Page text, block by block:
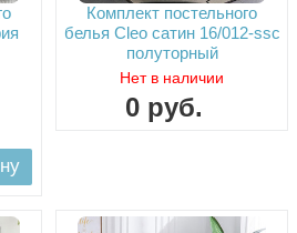
Комплект постельного
белья Cleo сатин 16/012-ssc
полуторный
Нет в наличии
0 руб.